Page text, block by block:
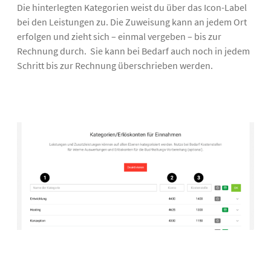
Die hinterlegten Kategorien weist du über das Icon-Label
bei den Leistungen zu. Die Zuweisung kann an jedem Ort
erfolgen und zieht sich – einmal vergeben – bis zur
Rechnung durch. Sie kann bei Bedarf auch noch in jedem
Schritt bis zur Rechnung überschrieben werden.